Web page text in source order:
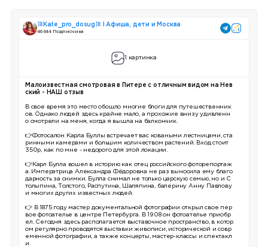
🎏Kate_pro_dosug🎏 I Афиша, дети и Москва
46 644 Подписчика
1 картинка
Малоизвестная смотровая в Питере с отличным видом на Нев
ский - НАШ отзыв
В свое время это место обошло многие блоги для путешественник
ов. Однако людей здесь крайне мало, а прохожие внизу удивленн
о смотрели на меня, когда я вышла на балкончик.
👉Фотосалон Карла Буллы встречает вас коваными лестницами, ста
ринными камерами и большим количеством растений. Вход стоит
350р, как по мне - недорого для этой локации.
👉Карл Булла вошел в историю как отец российского фоторепортаж
а. Императрица Александра Фёдоровна не раз выносила ему благо
дарность за снимки. Булла снимал не только царскую семью, но и С
толыпина, Толстого, Распутина, Шаляпина, балерину Анну Павлову
и многих других известных людей.
👉 В 1875 году мастер документальной фотографии открыл свое пер
вое фотоателье в центре Петербурга. В 1908 он фотоателье приобр
ел. Сегодня здесь располагается выставочное пространство, в котор
ом регулярно проводятся выставки живописи, исторической и совр
еменной фотографии, а также концерты, мастер-классы и спектакл
и.